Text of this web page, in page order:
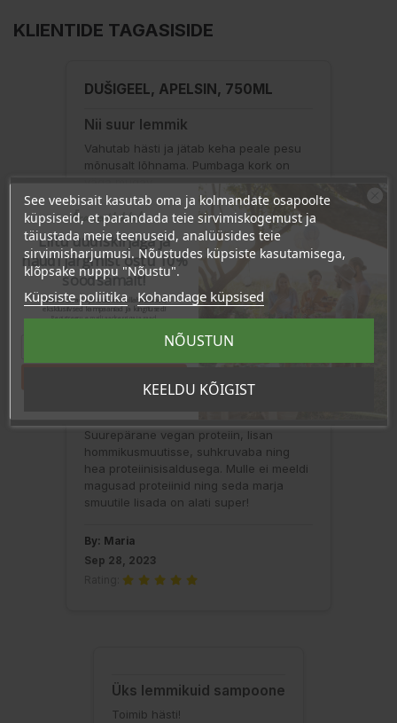
KLIENTIDE TAGASISIDE
DUŠIGEEL, APELSIN, 750ML
Nii suur lemmik
Vahutab hästi ja jätab keha peale pesu
mõnusalt lõhnama. Pumbaga kork on
By: Kerli
Oct 06, 2023
Rating:
Suurepärane vegan proteiin, lisan
hommikusmuutisse, suhkruvaba ning
hea proteiinisisaldusega. Mulle ei meeldi
magusad proteiinid ning seda marja
smuutile lisada on alati super!
By: Maria
Sep 28, 2023
Üks lemmikuid sampoone
Toimib hästi!
See veebisait kasutab oma ja kolmandate osapoolte
küpsiseid, et parandada teie sirvimiskogemust ja
täiustada meie teenuseid, analüüsides teie
sirvimisharjumusi. Nõustudes küpsiste kasutamisega,
klõpsake nuppu "Nõustu".
Küpsiste poliitika Kohandage küpsised
KEELDU KÕIGIST
NÕUSTUN
Ära veel lahku!
Liitu uudiskirjaga ja
naudi järgmist ostu 10%
soodsamalt!
Sind ootavad spetsiaalsed allahindlused,
eksklusiivsed kampaaniad ja kingitused!
Registreeru e-maili aadressiga ja saad